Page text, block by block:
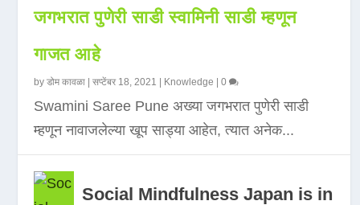
जगभरात पुणेरी साडी स्वामिनी साडी म्हणून
गाजत आहे
byडोम कावळा |सप्टेंबर 18, 2021 Knowledge |0
Swamini Saree Pune अख्या जगभरात पुणेरी साडी
म्हणून नावाजलेल्या खूप साड्या आहेत, त्यात अनेक...
Social Mindfulness Japan is in